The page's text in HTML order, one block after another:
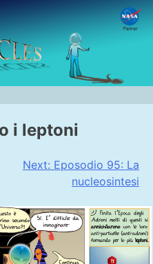
i leptoni
Next: Eposodio 95: La
nucleosintesi